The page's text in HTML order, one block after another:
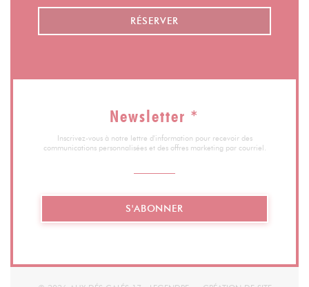
RÉSERVER
Newsletter *
Inscrivez-vous à notre lettre d'information pour recevoir des
communications personnalisées et des offres marketing par courriel.
S'ABONNER